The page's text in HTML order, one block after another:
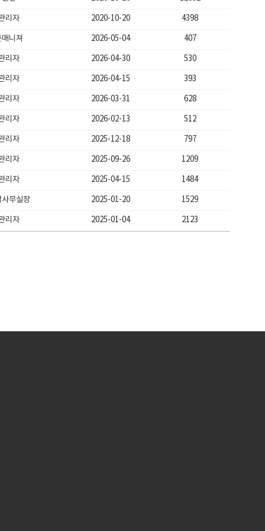
리자 2020-10-20 4398
매니져 2026-05-04 407
리자 2026-04-30 530
리자 2026-04-15 393
리자 2026-03-31 628
리자 2026-02-13 512
리자 2025-12-18 797
리자 2025-09-26 1209
리자 2025-04-15 1484
사무실장 2025-01-20 1529
리자 2025-01-04 2123